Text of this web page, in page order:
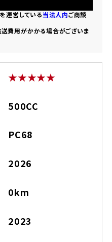
運営している当法人内ご商談
費用がかかる場合がございま
★★★★★
500CC
PC68
2026
0km
2023
旭
宮前
甲子園